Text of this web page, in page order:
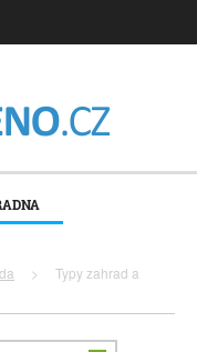
>
Typy zahrad a